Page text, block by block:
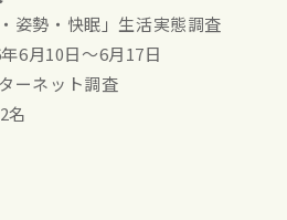
姿勢・快眠」生活実態調査
6月10日～6月17日
ーネット調査
名